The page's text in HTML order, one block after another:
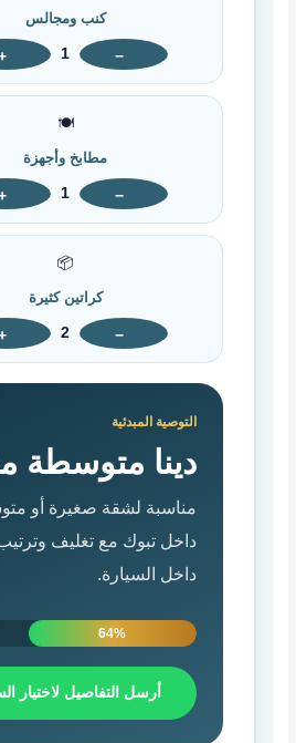
كنب ومجالس
−
1
🍽️
مطابخ وأجهزة
−
1
📦
كراتين كثيرة
−
2
التوصية المبدئية
دينا متوسطة
مناسبة لشقة صغيرة أو
داخل تبوك مع تغليف
داخل السيارة.
64%
أرسل التفاصيل لاختيار